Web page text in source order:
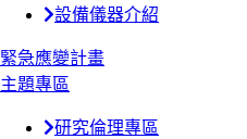
設備儀器介紹
緊急應變計畫
主題專區
研究倫理專區